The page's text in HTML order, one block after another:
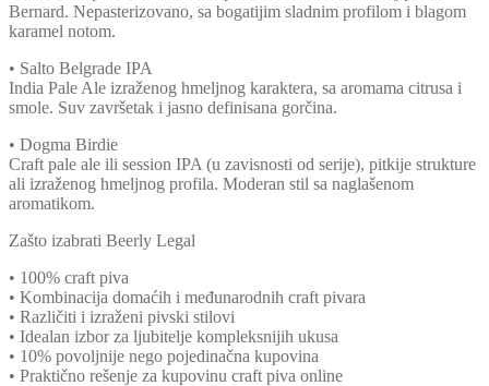
Bernard. Nepasterizovano, sa bogatijim sladnim profilom i blagom
karamel notom.
• Salto Belgrade IPA
India Pale Ale izraženog hmeljnog karaktera, sa aromama citrusa i
smole. Suv završetak i jasno definisana gorčina.
• Dogma Birdie
Craft pale ale ili session IPA (u zavisnosti od serije), pitkije strukture
ali izraženog hmeljnog profila. Moderan stil sa naglašenom
aromatikom.
Zašto izabrati Beerly Legal
• 100% craft piva
• Kombinacija domaćih i međunarodnih craft pivara
• Različiti i izraženi pivski stilovi
• Idealan izbor za ljubitelje kompleksnijih ukusa
• 10% povoljnije nego pojedinačna kupovina
• Praktično rešenje za kupovinu craft piva online